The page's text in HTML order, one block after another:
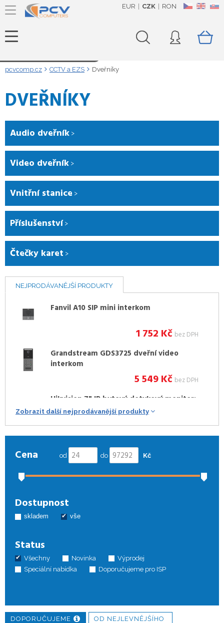
CZ EN SK
EUR CZK RON
pcvcomp.cz CCTV a EZS Dveřníky
DVEŘNÍKY
Audio dveřník
Video dveřník
Vnitřní stanice
Příslušenství
Čtečky karet
NEJPRODÁVANĚJŠÍ PRODUKTY
Fanvil A10 SIP mini interkom
1 752 Kč bez DPH
Grandstream GDS3725 dveřní video
interkom
5 549Kč bez DPH
Hikvision 7" IP bytový dotykový monitor;
PoE; Wi-Fi, bílý
Cena po přihlášení
Hikvision 7" IP bytový dotykový monitor;
PoE; Wi-Fi
Cena po přihlášení
obrazovkou, PoE
Zobrazit další nejprodávanější produkty
Cena od do Kč
Dostupnost
skladem vše
Status
Všechny Novinka
Výprodej
Speciální nabídka
Doporučujeme pro ISP
DOPORUČUJEME OD NEJLEVNĚJŠÍHO